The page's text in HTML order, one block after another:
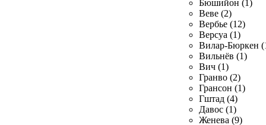
Бюшийон (1)
Веве (2)
Вербье (12)
Версуа (1)
Вилар-Бюркен
Вильнёв (1)
Вич (1)
Гранво (2)
Грансон (1)
Гштад (4)
Давос (1)
Женева (9)